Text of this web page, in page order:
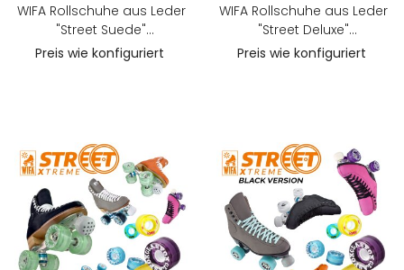
WIFA Rollschuhe aus Leder
"Street Suede"
Konfigurations-SET
Preis wie konfiguriert
WIFA Rollschuhe aus Leder
"Street Deluxe"
Konfigurations-SET
Preis wie konfiguriert